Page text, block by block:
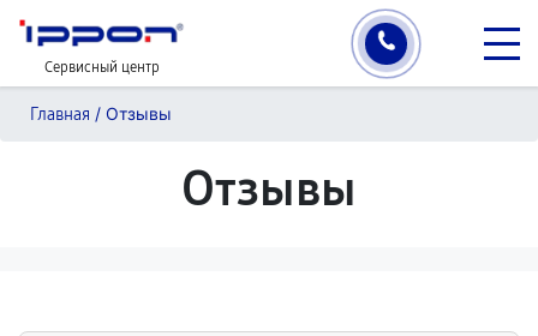
Сервисный центр
Главная / Отзывы
Отзывы